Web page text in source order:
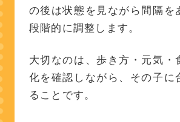
の後は状態を見ながら間隔を
段階的に調整します。
大切なのは、歩き方・元気・
化を確認しながら、その子に
ることです。